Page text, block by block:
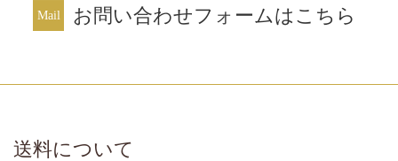
お問い合わせフォームはこちら
送料について